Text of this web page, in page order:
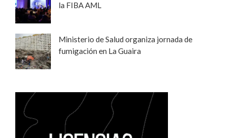
la FIBA AML
Ministerio de Salud organiza jornada de
fumigación en La Guaira